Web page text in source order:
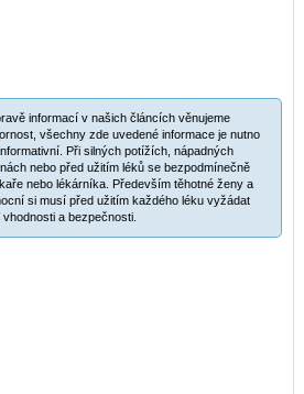
informací v našich článcích věnujeme
všechny zde uvedené informace je nutno
Při silných potížích, nápadných
nebo před užitím léků se bezpodmínečně
nebo lékárníka. Především těhotné ženy a
si musí před užitím každého léku vyžádat
a bezpečnosti.